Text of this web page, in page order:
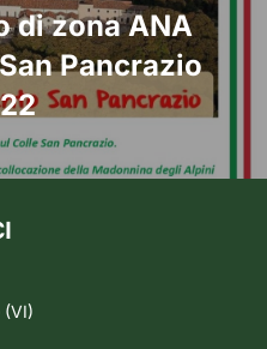
di zona ANA
Pancrazio
(VI)